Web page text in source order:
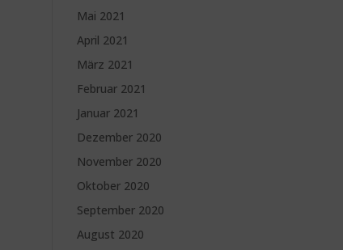
Mai 2021
April 2021
März 2021
Februar 2021
Januar 2021
Dezember 2020
November 2020
Oktober 2020
September 2020
August 2020